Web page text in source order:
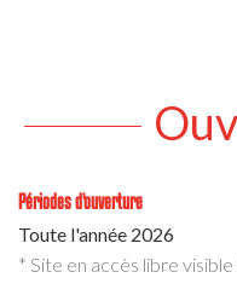
Périodes d'ouverture
Toute l'année 2026
* Site en accès libre